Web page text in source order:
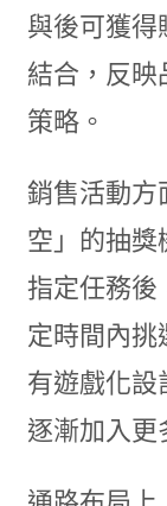
與後可獲得
結合，反映
策略。
銷售活動方
空」的抽獎
指定任務後
定時間內挑
有遊戲化設
逐漸加入更